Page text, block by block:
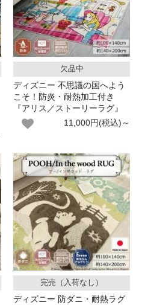
欠品中
ディズニー 不思議の国へよう
こそ！防炎・耐熱加工付き
『アリス／ストーリーラグ』
11,000円(税込)～
完売（入荷なし）
ディズニー 防ダニ・耐熱ラグ